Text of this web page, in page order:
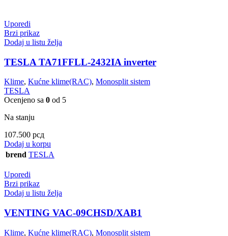
Uporedi
Brzi prikaz
Dodaj u listu želja
TESLA TA71FFLL-2432IA inverter
Klime, Kućne klime(RAC), Monosplit sistem
TESLA
Ocenjeno sa 0 od 5
Na stanju
107.500 рсд
Dodaj u korpu
brend TESLA
Uporedi
Brzi prikaz
Dodaj u listu želja
VENTING VAC-09CHSD/XAB1
Klime, Kućne klime(RAC), Monosplit sistem